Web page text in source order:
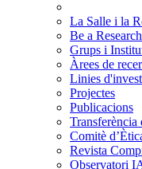
La Salle i la
Be a
Grups i
Àrees de
Linies
Projectes
Publicacions
Transferència
Comitè
Revista
Observatori